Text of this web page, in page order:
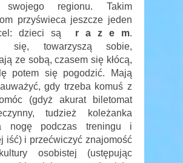
swojego regionu. Takim
przyświeca jeszcze jeden
dzieci są r a z e m.
się, towarzyszą sobie,
ze sobą, czasem się kłócą,
potem się pogodzić. Mają
gdy trzeba komuś z
(gdyż akurat biletomat
tudzież koleżanka
nogę podczas treningu i
iść) i przećwiczyć znajomość
osobistej (ustępując